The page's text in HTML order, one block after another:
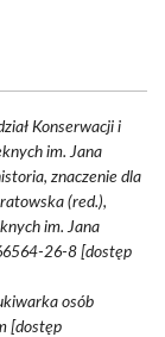
Konserwacji i
im. Jana
znaczenie dla
(red.),
im. Jana
26-8 [dostęp
osób
[dostęp